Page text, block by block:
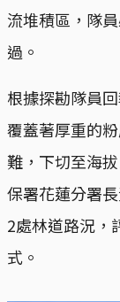
流堆積區，隊
過。
根據探勘隊員
覆蓋著厚重的
難，下切至海
保署花蓮分署
2處林道路況，
式。